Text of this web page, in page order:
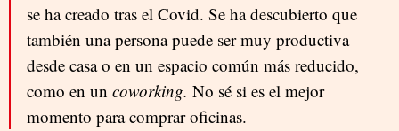
se ha creado tras el Covid. Se ha descubierto que
también una persona puede ser muy productiva
desde casa o en un espacio común más reducido,
como en un coworking. No sé si es el mejor
momento para comprar oficinas.